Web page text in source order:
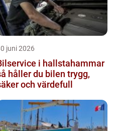
juni 2026
i hallstahammar
håller du bilen trygg,
och värdefull